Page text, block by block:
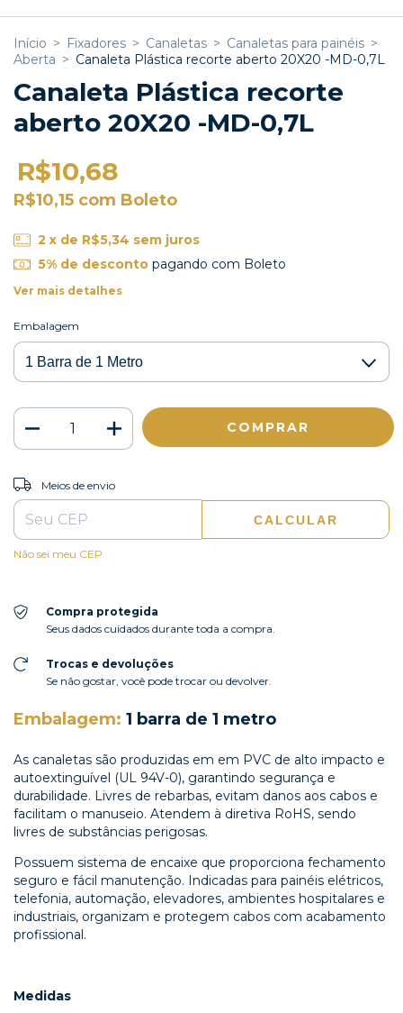
Início > Fixadores > Canaletas > Canaletas para painéis >
Aberta > Canaleta Plástica recorte aberto 20X20 -MD-0,7L
Canaleta Plástica recorte
aberto 20X20 -MD-0,7L
R$10,68
R$10,15 com Boleto
2 x de R$5,34 sem juros
5% de descontopagando com Boleto
Ver mais detalhes
Embalagem
Entregas para o CEP:
Meios de envio
CALCULAR
Não sei meu CEP
Compra protegida
Seus dados cuidados durante toda a compra.
Trocas e devoluções
Se não gostar, você pode trocar ou devolver.
Embalagem: 1 barra de 1 metro
As canaletas são produzidas em em PVC de alto impacto e
autoextinguível (UL 94V-0), garantindo segurança e
durabilidade. Livres de rebarbas, evitam danos aos cabos e
facilitam o manuseio. Atendem à diretiva RoHS, sendo
livres de substâncias perigosas.
Possuem sistema de encaixe que proporciona fechamento
seguro e fácil manutenção. Indicadas para painéis elétricos,
telefonia, automação, elevadores, ambientes hospitalares e
industriais, organizam e protegem cabos com acabamento
profissional.
Medidas